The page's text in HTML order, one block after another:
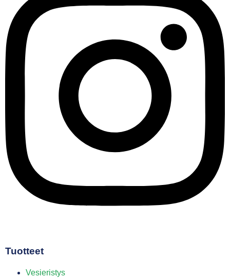
Tuotteet
Vesieristys